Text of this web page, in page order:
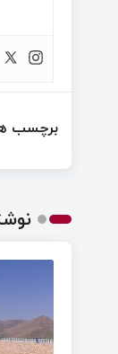
برچسب